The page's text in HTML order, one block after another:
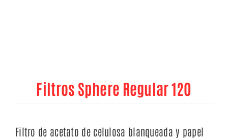
Filtros Sphere Regular 120
Filtro de acetato de celulosa blanqueada y papel